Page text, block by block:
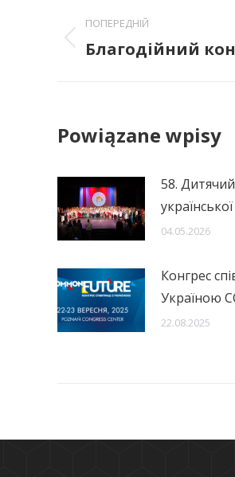
navigation
ПОПЕРЕДНІЙ
Попередній
Благодійний
Powiązane wpisy
58.
04.05.2026
Конгрес
Україною
22.08.2025